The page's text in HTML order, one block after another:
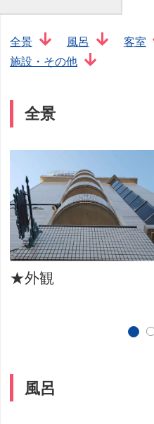
全景 風呂 客室
施設・その他
全景
★外観
風呂